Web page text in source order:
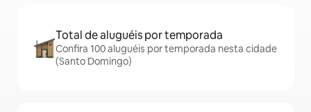
Total de aluguéis por temporada
Confira 100 aluguéis por temporada nesta cidade
(Santo Domingo)